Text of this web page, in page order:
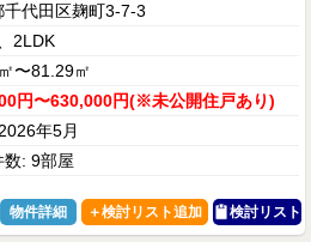
千代田区麹町3-7-3
2LDK
〜81.29㎡
円〜630,000円(※未公開住戸あり)
年5月
数: 9部屋
物件詳細 検討リスト